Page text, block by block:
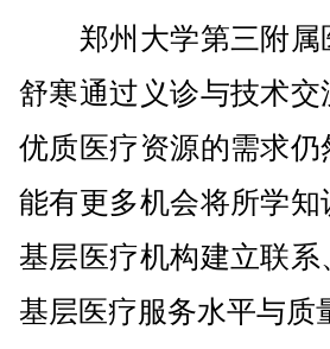
郑州大学第三附属
舒寒通过义诊与技术
优质医疗资源的需求
能有更多机会将所学
基层医疗机构建立联
基层医疗服务水平与质